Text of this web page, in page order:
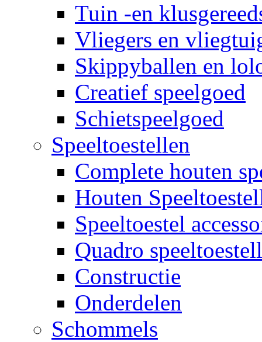
Tuin -en
Vliegers en
Skippyballen en
Creatief speelgoed
Schietspeelgoed
Speeltoestellen
Complete houten
Houten
Speeltoestel
Quadro
Constructie
Onderdelen
Schommels